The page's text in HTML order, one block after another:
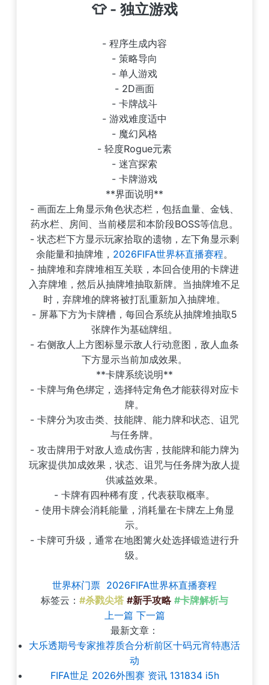
👕 - 独立游戏
- 程序生成内容
- 策略导向
- 单人游戏
- 2D画面
- 卡牌战斗
- 游戏难度适中
- 魔幻风格
- 轻度Rogue元素
- 迷宫探索
- 卡牌游戏
**界面说明**
- 画面左上角显示角色状态栏，包括血量、金钱、
药水栏、房间、当前楼层和本阶段BOSS等信息。
- 状态栏下方显示玩家拾取的遗物，左下角显示剩
余能量和抽牌堆， 2026FIFA世界杯直播赛程。
- 抽牌堆和弃牌堆相互关联，本回合使用的卡牌进
入弃牌堆，然后从抽牌堆抽取新牌。当抽牌堆不足
时，弃牌堆的牌将被打乱重新加入抽牌堆。
- 屏幕下方为卡牌槽，每回合系统从抽牌堆抽取5
张牌作为基础牌组。
- 右侧敌人上方图标显示敌人行动意图，敌人血条
下方显示当前加成效果。
**卡牌系统说明**
- 卡牌与角色绑定，选择特定角色才能获得对应卡
牌。
- 卡牌分为攻击类、技能牌、能力牌和状态、诅咒
与任务牌。
- 攻击牌用于对敌人造成伤害，技能牌和能力牌为
玩家提供加成效果，状态、诅咒与任务牌为敌人提
供减益效果。
- 卡牌有四种稀有度，代表获取概率。
- 使用卡牌会消耗能量，消耗量在卡牌左上角显
示。
- 卡牌可升级，通常在地图篝火处选择锻造进行升
级。
世界杯门票 2026FIFA世界杯直播赛程
标签云： #杀戮尖塔 #新手攻略 #卡牌解析与
上一篇 下一篇
最新文章：
大乐透期号专家推荐质合分析前区十码元宵特惠活
动
FIFA世足 2026外围赛 资讯 131834 i5h